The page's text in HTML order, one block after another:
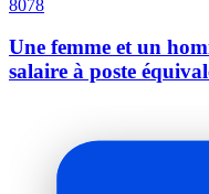
8078
Une femme et un
salaire à poste